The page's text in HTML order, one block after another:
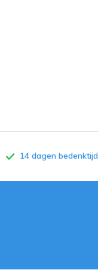
14 dagen bedenktijd